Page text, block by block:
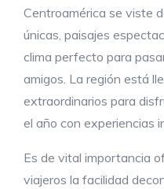
Centroamérica se viste
únicas, paisajes
clima perfecto para
amigos. La región está
extraordinarios para
el año con experiencias
Es de vital importancia
viajeros la facilidad